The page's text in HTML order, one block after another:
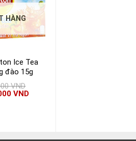
HÀNG
Ice Tea
đào 15g
VND
VND